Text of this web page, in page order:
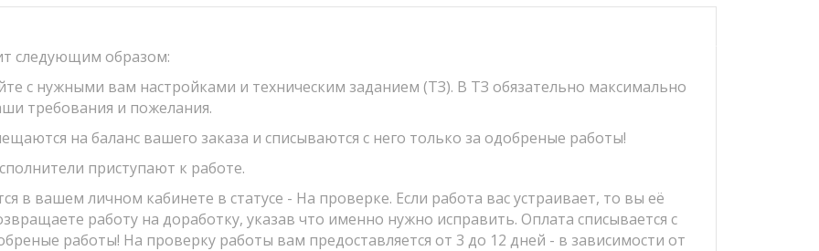
следующим образом:
с нужными вам настройками и техническим заданием (ТЗ). В ТЗ обязательно максимально
требования и пожелания.
на баланс вашего заказа и списываются с него только за одобреные работы!
приступают к работе.
в вашем личном кабинете в статусе - На проверке. Если работа вас устраивает, то вы её
работу на доработку, указав что именно нужно исправить. Оплата списывается с
работы! На проверку работы вам предоставляется от 3 до 12 дней - в зависимости от